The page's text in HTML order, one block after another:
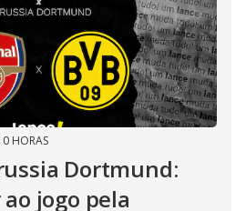
HORAS
Dortmund:
jogo pela